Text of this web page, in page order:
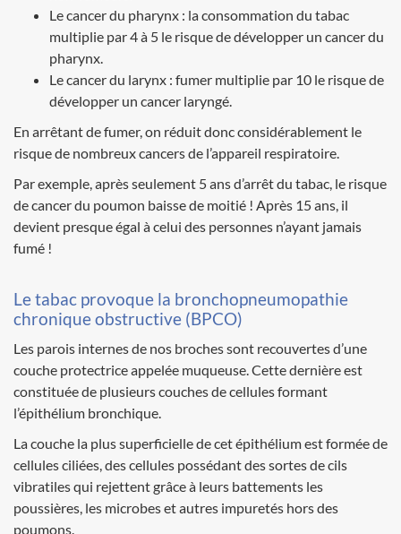
Le cancer du pharynx : la consommation du tabac
multiplie par 4 à 5 le risque de développer un cancer du
pharynx.
Le cancer du larynx : fumer multiplie par 10 le risque de
développer un cancer laryngé.
En arrêtant de fumer, on réduit donc considérablement le
risque de nombreux cancers de l’appareil respiratoire.
Par exemple, après seulement 5 ans d’arrêt du tabac, le risque
de cancer du poumon baisse de moitié ! Après 15 ans, il
devient presque égal à celui des personnes n’ayant jamais
fumé !
Le tabac provoque la bronchopneumopathie
chronique obstructive (BPCO)
Les parois internes de nos broches sont recouvertes d’une
couche protectrice appelée muqueuse. Cette dernière est
constituée de plusieurs couches de cellules formant
l’épithélium bronchique.
La couche la plus superficielle de cet épithélium est formée de
cellules ciliées, des cellules possédant des sortes de cils
vibratiles qui rejettent grâce à leurs battements les
poussières, les microbes et autres impuretés hors des
poumons.